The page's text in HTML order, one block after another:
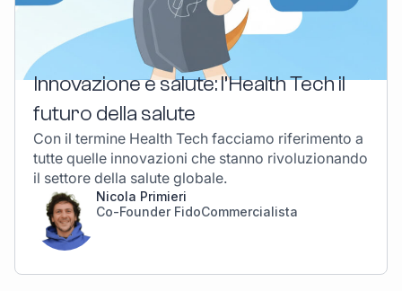
Innovazione e salute: l’Health Tech il
futuro della salute
Con il termine Health Tech facciamo riferimento a
tutte quelle innovazioni che stanno rivoluzionando
il settore della salute globale.
Nicola Primieri
Co-Founder FidoCommercialista